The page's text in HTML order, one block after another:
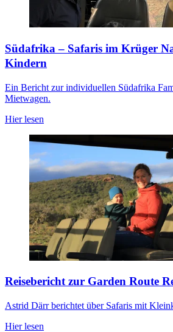
Südafrika – Safaris im Krüger
Kindern
Ein Bericht zur individuellen Südafrika
Mietwagen.
Hier lesen
Reisebericht zur Garden Route
Astrid Därr berichtet über Safaris mit
Hier lesen